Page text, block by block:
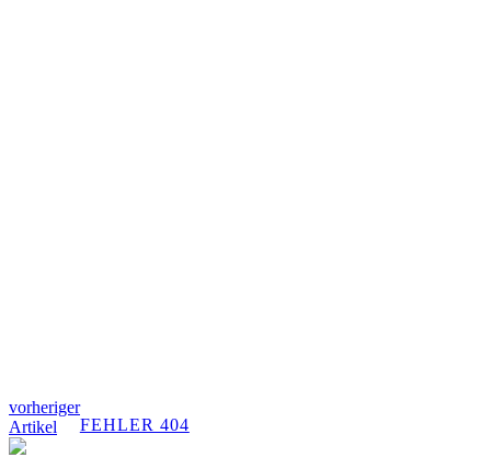
vorheriger
Artikel
FEHLER 404